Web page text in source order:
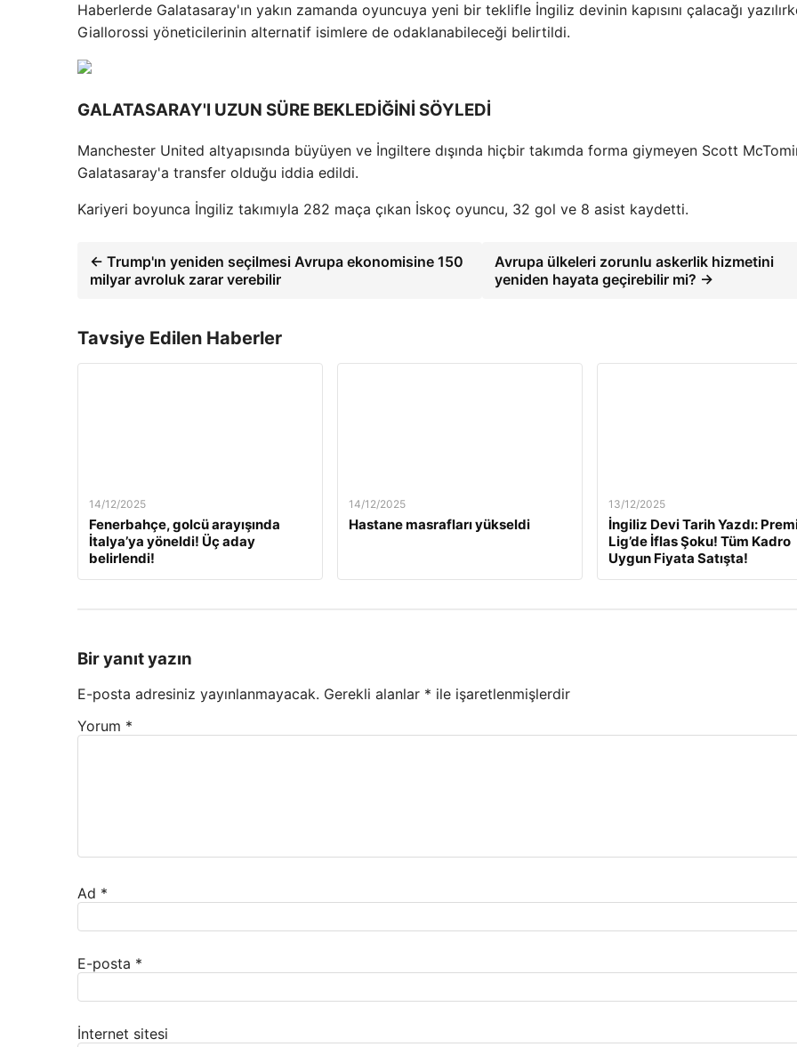
Haberlerde Galatasaray'ın yakın zamanda oyuncuya yeni bir teklifle İngiliz devinin kapısını çalacağı
Giallorossi yöneticilerinin alternatif isimlere de odaklanabileceği belirtildi.
GALATASARAY'I UZUN SÜRE BEKLEDİĞİNİ SÖYLEDİ
Manchester United altyapısında büyüyen ve İngiltere dışında hiçbir takımda forma giymeyen Scott
Galatasaray'a transfer olduğu iddia edildi.
Kariyeri boyunca İngiliz takımıyla 282 maça çıkan İskoç oyuncu, 32 gol ve 8 asist kaydetti.
← Trump'ın yeniden seçilmesi Avrupa ekonomisine 150
milyar avroluk zarar verebilir
Avrupa ülkeleri zorunlu askerlik hizmetini
yeniden hayata geçirebilir mi? →
Tavsiye Edilen Haberler
14/12/2025
Fenerbahçe, golcü arayışında
İtalya’ya yöneldi! Üç aday
belirlendi!
14/12/2025
Hastane masrafları yükseldi
13/12/2025
İngiliz Devi Tarih Yazdı:
Lig’de İflas Şoku! Tüm Kadro
Uygun Fiyata Satışta!
Bir yanıt yazın
E-posta adresiniz yayınlanmayacak. Gerekli alanlar * ile işaretlenmişlerdir
Yorum *
Ad *
E-posta *
İnternet sitesi